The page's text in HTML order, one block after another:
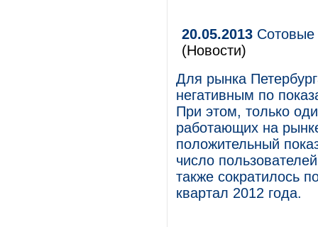
20.05.2013 Сотовые
(Новости)
Для рынка
негативным по
При этом, только
работающих на
положительный
число
также сократилось
квартал 2012 года.